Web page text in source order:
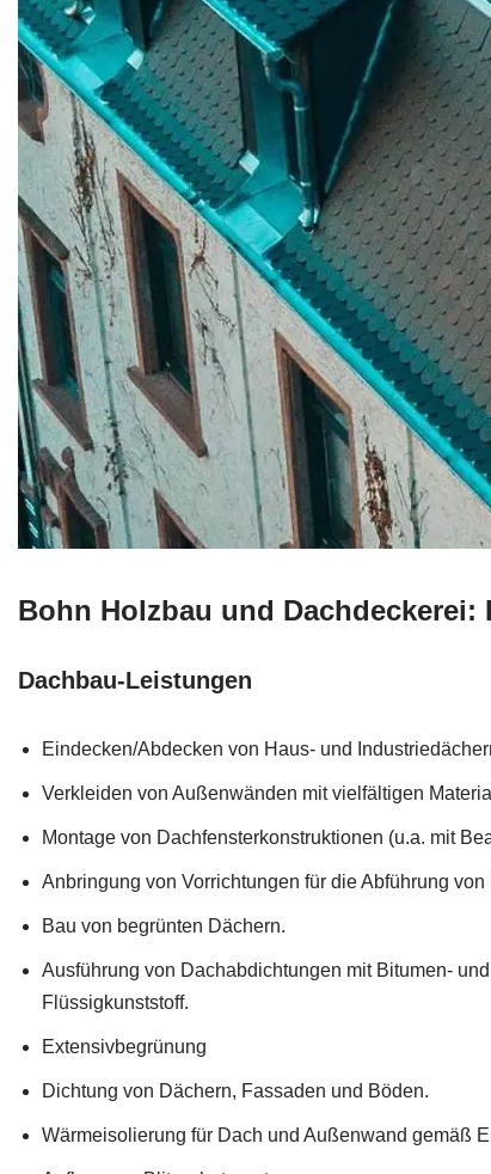
Bohn Holzbau und
Dachbau-Leistungen
Eindecken/Abdecken von Haus- und
Verkleiden von Außenwänden mit vielfältigen
Montage von Dachfensterkonstruktionen (u.a. mit
Anbringung von Vorrichtungen für die Abführung von
Bau von begrünten Dächern.
Ausführung von Dachabdichtungen mit Bitumen-
Flüssigkunststoff.
Extensivbegrünung
Dichtung von Dächern, Fassaden und Böden.
Wärmeisolierung für Dach und Außenwand gemäß